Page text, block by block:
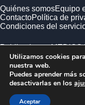
Quiénes somosEquipo
ContactoPolítica de
Condiciones del
Publicado por MEDIOS
Empresa registrada en
Utilizamos cookies
nuestra web.
Puedes aprender más
desactivarlas en los
Aceptar